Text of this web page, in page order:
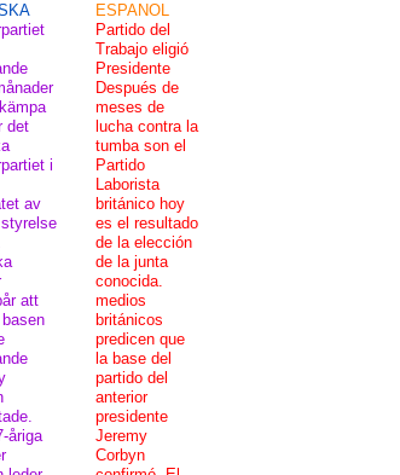
det
i
av
att
åriga
ESPANOL
Partido del
Trabajo eligió
Presidente
Después de
meses de
lucha contra la
tumba son el
Partido
Laborista
británico hoy
es el resultado
de la elección
de la junta
conocida.
medios
británicos
predicen que
la base del
partido del
anterior
presidente
Jeremy
Corbyn